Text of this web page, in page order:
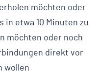
möchten oder
in etwa 10 Minuten zu
möchten oder noch
direkt vor
wollen